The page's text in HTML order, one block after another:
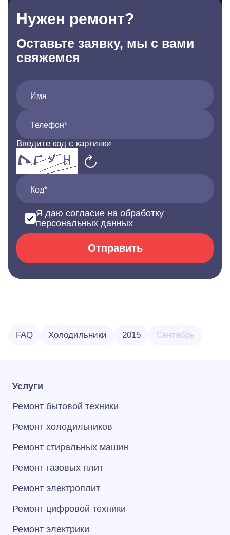
Нужен ремонт?
Оставьте заявку, мы с вами
свяжемся
Имя
Телефон*
Введите код с картинки
Код*
Я даю согласие на обработку
персональных данных
Отправить
FAQ Холодильники 2015 Сентябрь
Услуги
Ремонт бытовой техники
Ремонт холодильников
Ремонт стиральных машин
Ремонт газовых плит
Ремонт электроплит
Ремонт цифровой техники
Ремонт электрики